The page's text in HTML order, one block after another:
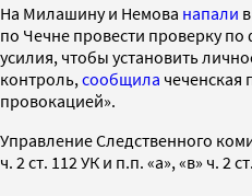
На Милашину и Немова напали
по Чечне провести проверку
усилия, чтобы установить
контроль, сообщила чеченская
провокацией».
Управление Следственного
ч. 2 ст. 112 УК и п.п. «а», «в» ч. 2